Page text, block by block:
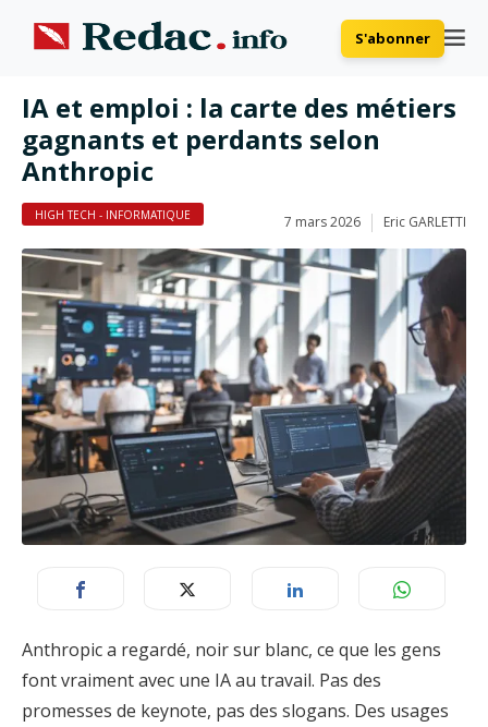
S'abonner
IA et emploi : la carte des métiers
gagnants et perdants selon
Anthropic
HIGH TECH - INFORMATIQUE 7 mars 2026 Eric GARLETTI
Anthropic a regardé, noir sur blanc, ce que les gens
font vraiment avec une IA au travail. Pas des
promesses de keynote, pas des slogans. Des usages